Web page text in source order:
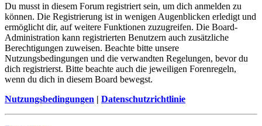
Du musst in diesem Forum registriert sein, um dich anmelden zu
können. Die Registrierung ist in wenigen Augenblicken erledigt und
ermöglicht dir, auf weitere Funktionen zuzugreifen. Die Board-
Administration kann registrierten Benutzern auch zusätzliche
Berechtigungen zuweisen. Beachte bitte unsere
Nutzungsbedingungen und die verwandten Regelungen, bevor du
dich registrierst. Bitte beachte auch die jeweiligen Forenregeln,
wenn du dich in diesem Board bewegst.
Nutzungsbedingungen | Datenschutzrichtlinie